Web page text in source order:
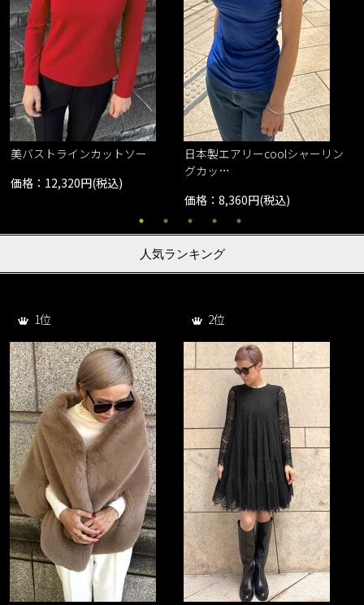
美バストラインカットソー
価格：12,320円(税込)
日本製エアリーcoolシャーリン
グカッ…
価格：8,360円(税込)
人気ランキング
1位 2位